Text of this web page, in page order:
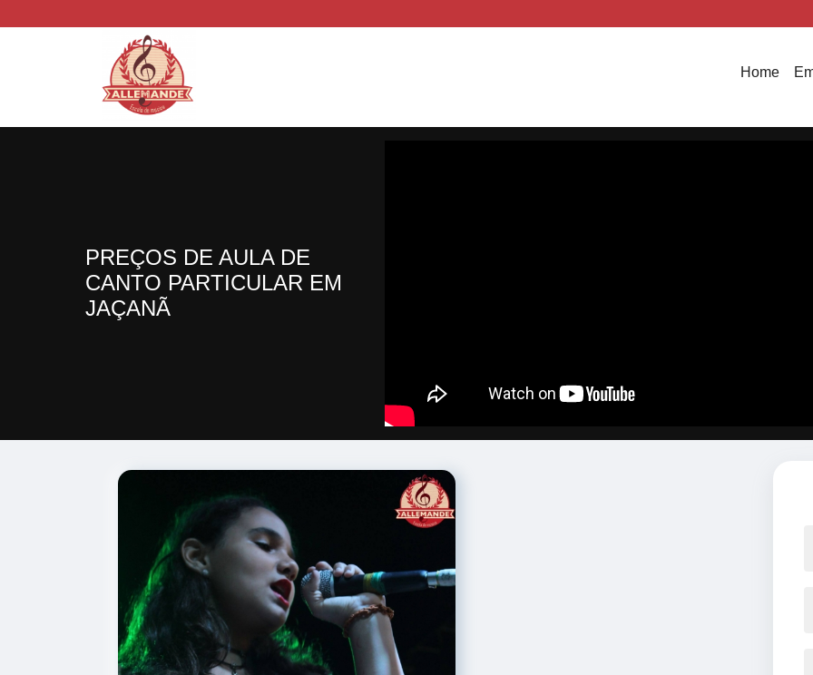
Home
PREÇOS DE AULA DE
CANTO PARTICULAR EM
JAÇANÃ